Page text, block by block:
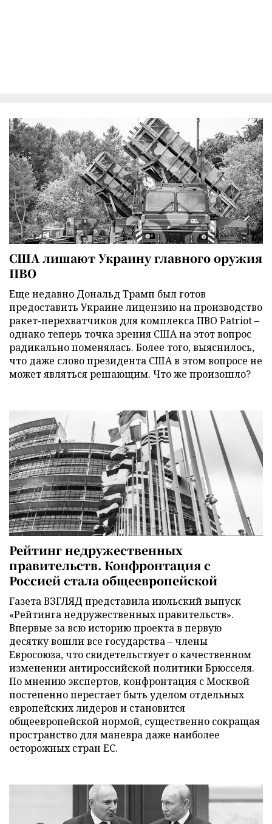
США лишают Украину главного оружия
ПВО
Еще недавно Дональд Трамп был готов
предоставить Украине лицензию на производство
ракет-перехватчиков для комплекса ПВО Patriot –
однако теперь точка зрения США на этот вопрос
радикально поменялась. Более того, выяснилось,
что даже слово президента США в этом вопросе не
может являться решающим. Что же произошло?
Рейтинг недружественных
правительств. Конфронтация с
Россией стала общеевропейской
Газета ВЗГЛЯД представила июльский выпуск
«Рейтинга недружественных правительств».
Впервые за всю историю проекта в первую
десятку вошли все государства – члены
Евросоюза, что свидетельствует о качественном
изменении антироссийской политики Брюсселя.
По мнению экспертов, конфронтация с Москвой
постепенно перестает быть уделом отдельных
европейских лидеров и становится
общеевропейской нормой, существенно сокращая
пространство для маневра даже наиболее
осторожных стран ЕС.